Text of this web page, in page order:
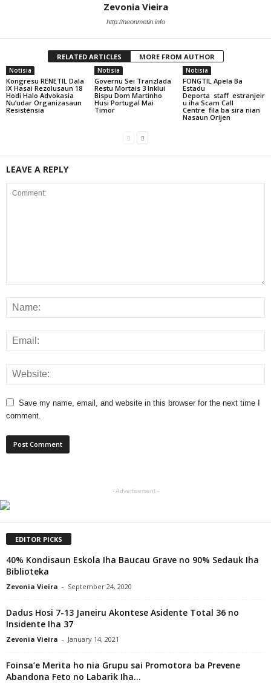
Zevonia Vieira
http://neonmetin.info
RELATED ARTICLES MORE FROM AUTHOR
Notisia
Kongresu RENETIL Dala
IX Hasai Rezolusaun 18
Hodi Halo Advokasia
Nu’udar Organizasaun
Resisténsia
Notisia
Governu Sei Tranzlada
Restu Mortais 3 Inklui
Bispu Dom Martinho
Husi Portugal Mai
Timor
Notisia
FONGTIL Apela Ba
Estadu
Deporta staff estranjeir
u iha Scam Call
Centre fila ba sira nian
Nasaun Orijen
LEAVE A REPLY
Save my name, email, and website in this browser for the next time I
comment.
- Advertisement -
EDITOR PICKS
40% Kondisaun Eskola Iha Baucau Grave no 90% Sedauk Iha
Biblioteka
Zevonia Vieira - September 24, 2020
Dadus Hosi 7-13 Janeiru Akontese Asidente Total 36 no
Insidente Iha 37
Zevonia Vieira - January 14, 2021
Foinsa’e Merita ho nia Grupu sai Promotora ba Prevene
Abandona Feto no Labarik Iha...